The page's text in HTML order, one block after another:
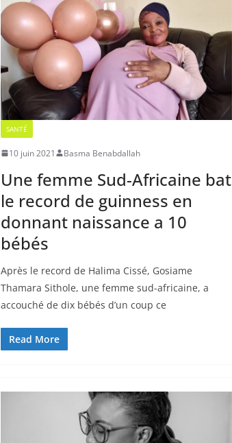
SANTÉ
10 juin 2021 Basma Benabdallah
Une femme Sud-Africaine bat
le record de guinness en
donnant naissance a 10
bébés
Après le record de Halima Cissé, Gosiame
Thamara Sithole, une femme sud-africaine, a
accouché de dix bébés d’un coup ce
Read More